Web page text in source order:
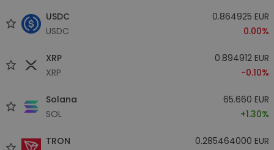
USDC
USDC
0.864925 EUR
0.00%
XRP
XRP
0.894912 EUR
-0.10%
Solana
SOL
65.660 EUR
+1.30%
TRON
0.285464000 EUR